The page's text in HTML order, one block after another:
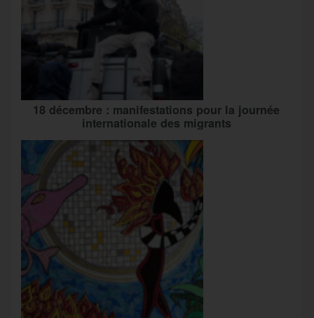
18 décembre : manifestations pour la journée
internationale des migrants